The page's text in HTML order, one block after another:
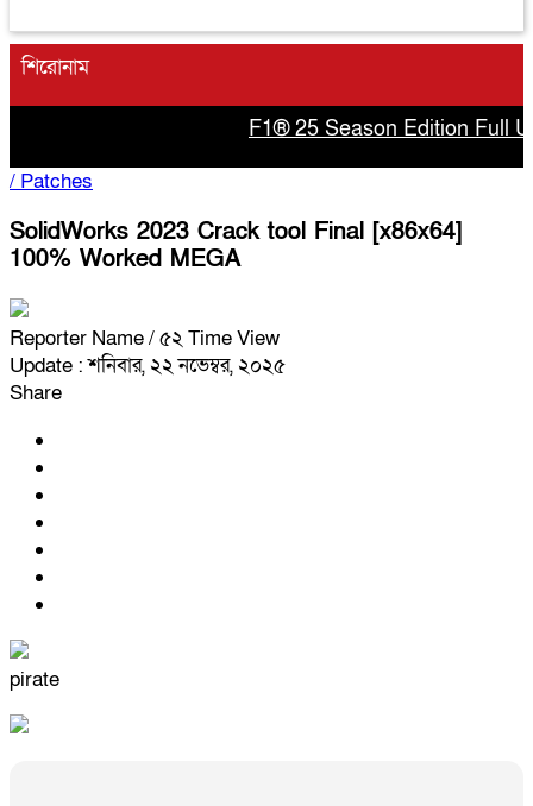
শিরোনাম
F1® 25 Season Edition Full
/ Patches
SolidWorks 2023 Crack tool Final [x86x64]
100% Worked MEGA
Reporter Name/ ৫২ Time View
Update : শনিবার, ২২ নভেম্বর, ২০২৫
Share
pirate